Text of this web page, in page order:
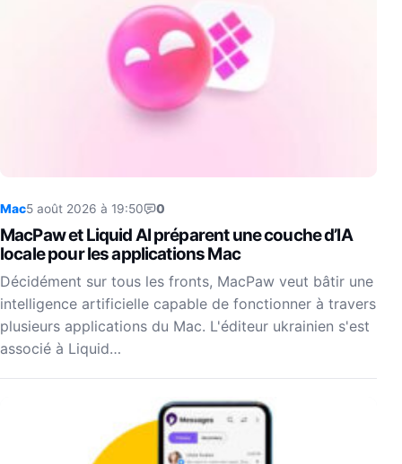
Mac5 août 2026 à 19:50 0
MacPaw et Liquid AI préparent une couche d’IA
locale pour les applications Mac
Décidément sur tous les fronts, MacPaw veut bâtir une
intelligence artificielle capable de fonctionner à travers
plusieurs applications du Mac. L'éditeur ukrainien s'est
associé à Liquid…